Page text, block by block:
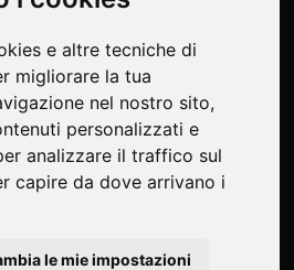
e altre tecniche di
migliorare la tua
nel nostro sito,
personalizzati e
analizzare il traffico sul
capire da dove arrivano i
le mie impostazioni
+ Claudio Maffei